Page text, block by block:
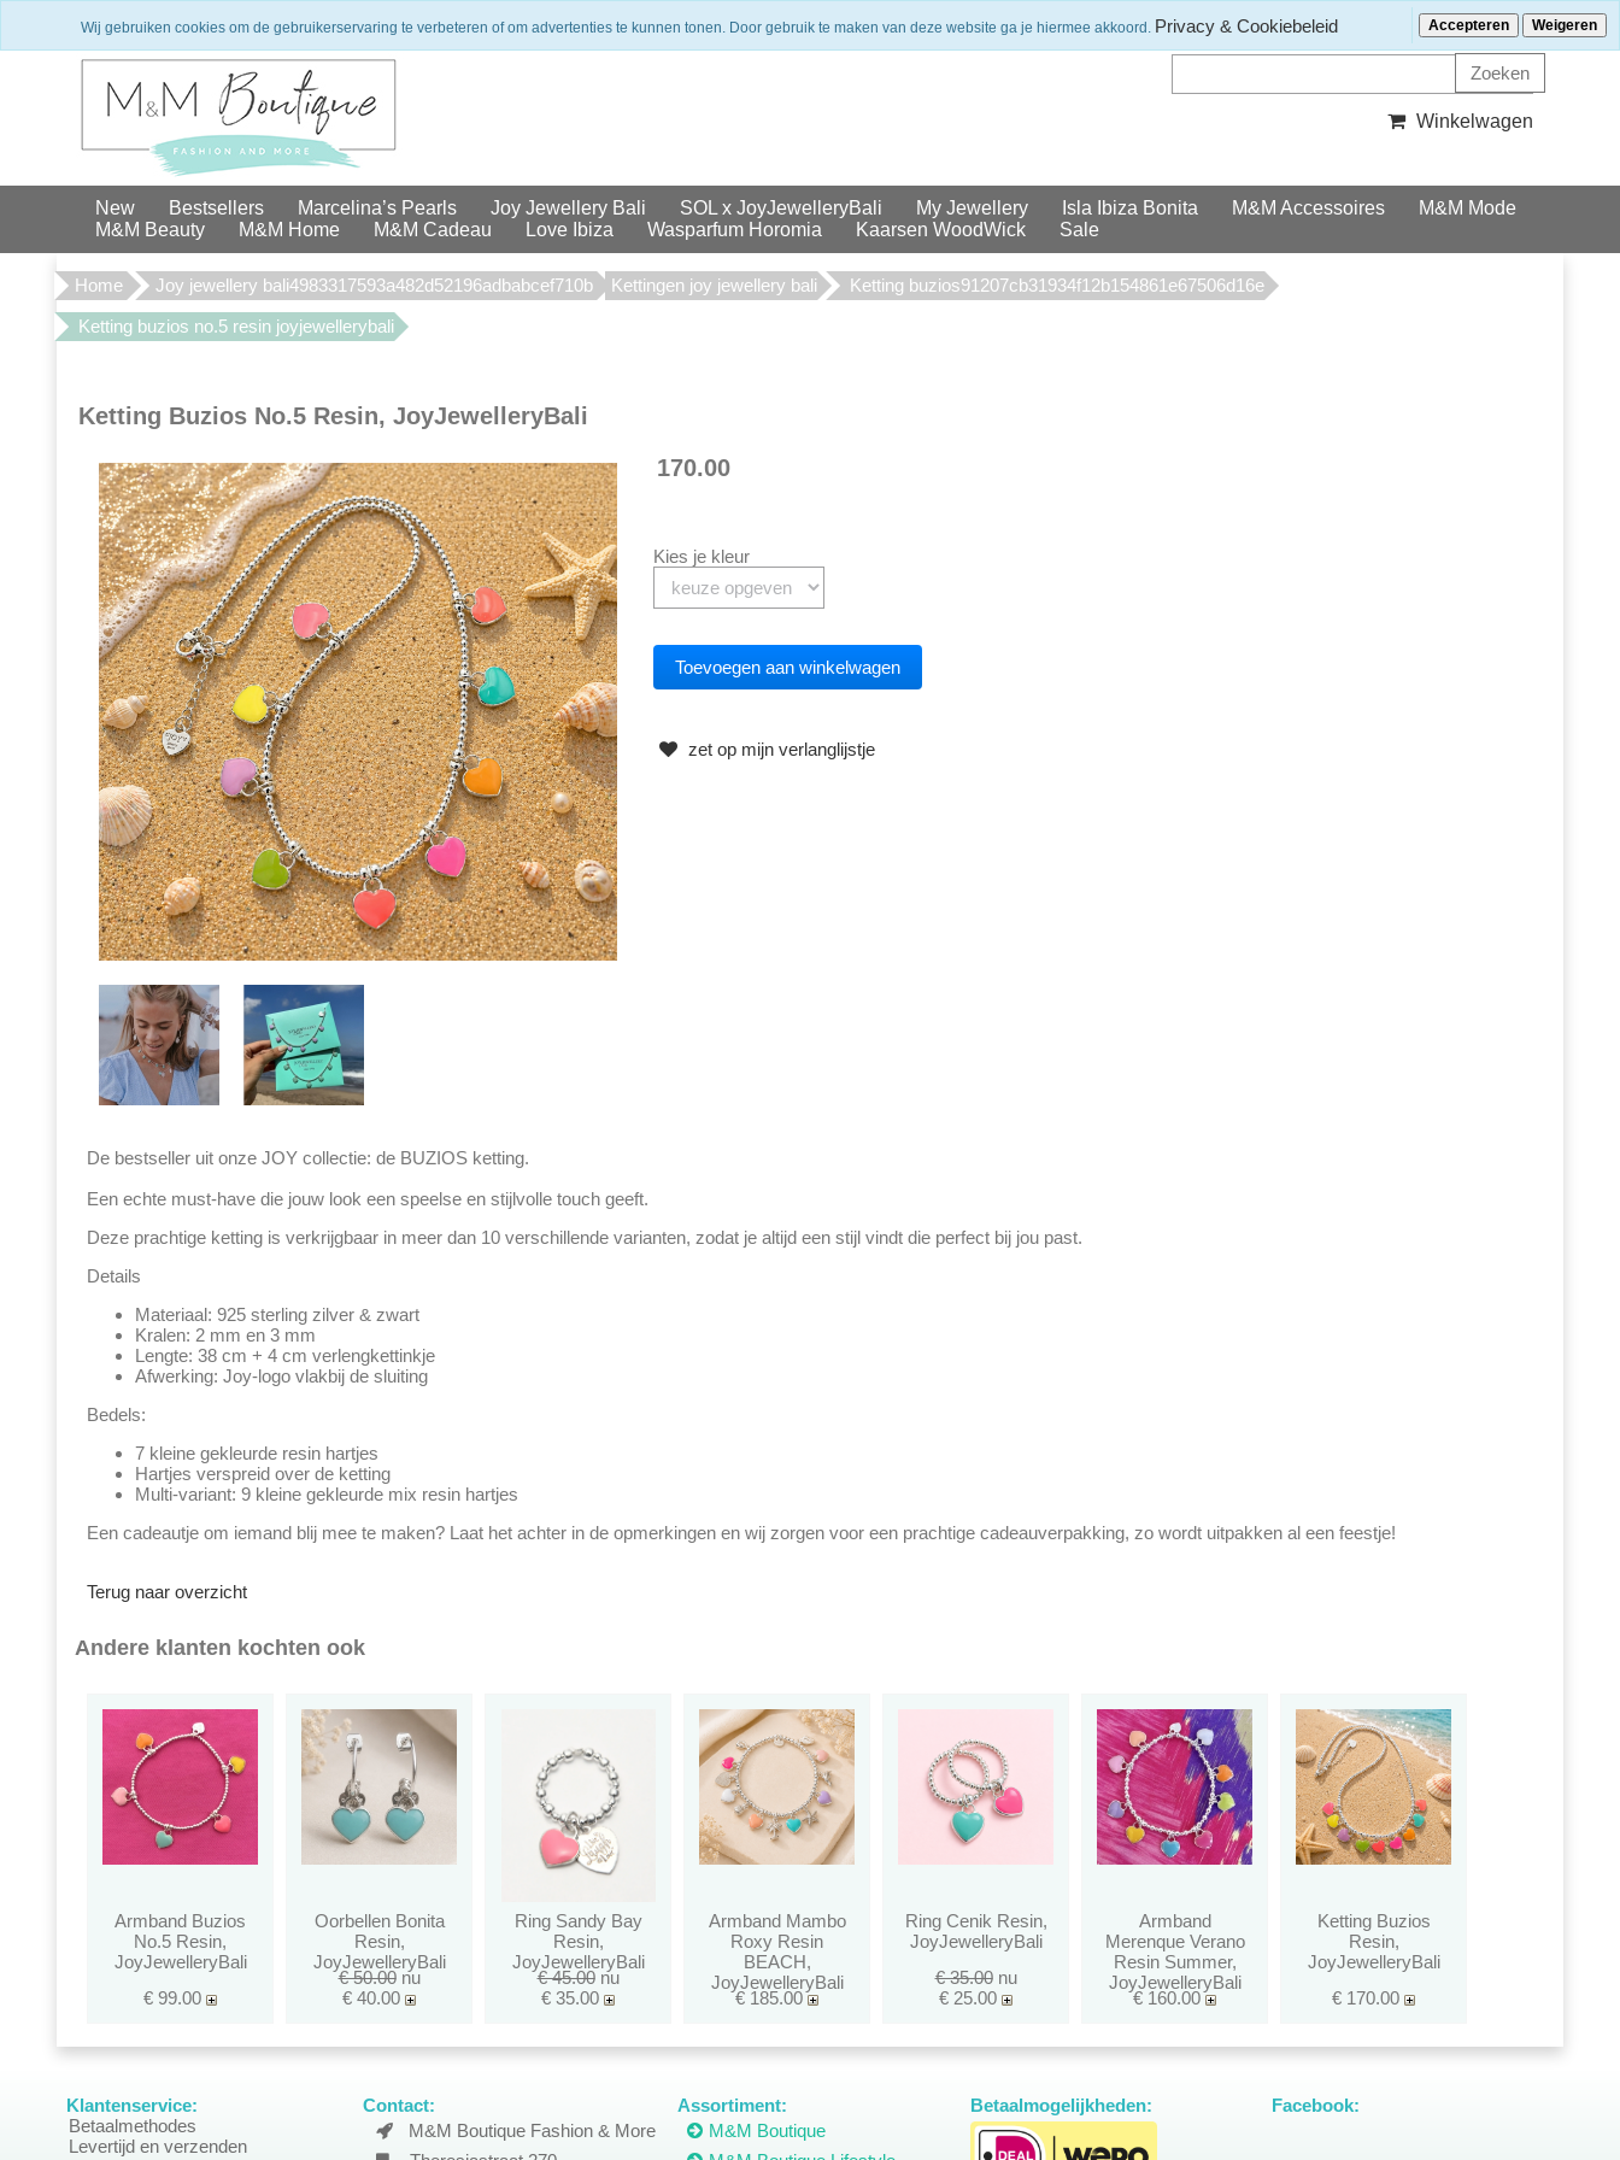
Winkel in Den Haag Exclusieve merken Veilig betalen Uit voorraad geleverd Klantenservice Nieuwsbrief ontvangen?
Winkelwagen
New Bestsellers Marcelina’s Pearls Joy Jewellery Bali SOL x JoyJewelleryBali My Jewellery Isla Ibiza Bonita M&M Accessoires
M&M Mode
M&M Beauty
M&M Home M&M Cadeau Love Ibiza Wasparfum Horomia Kaarsen WoodWick Sale
Home Joy jewellery bali4983317593a482d52196adbabcef710b Kettingen joy jewellery bali
Ketting buzios91207cb31934f12b154861e67506d16e
Ketting buzios no.5 resin joyjewellerybali
Ketting Buzios No.5 Resin, JoyJewelleryBali
170.00
Kies je kleur
zet op mijn verlanglijstje
De bestseller uit onze JOY collectie: de BUZIOS ketting.
Een echte must-have die jouw look een speelse en stijlvolle touch geeft.
Deze prachtige ketting is verkrijgbaar in meer dan 10 verschillende varianten, zodat je altijd een stijl vindt die perfect bij jou past.
Details
Materiaal: 925 sterling zilver & zwart
Kralen: 2 mm en 3 mm
Lengte: 38 cm + 4 cm verlengkettinkje
Afwerking: Joy-logo vlakbij de sluiting
Bedels:
7 kleine gekleurde resin hartjes
Hartjes verspreid over de ketting
Multi-variant: 9 kleine gekleurde mix resin hartjes
Een cadeautje om iemand blij mee te maken? Laat het achter in de opmerkingen en wij zorgen voor een prachtige cadeauverpakking, zo wordt uitpakken al een feestje!
Terug naar overzicht
Andere klanten kochten ook
Armband Buzios
No.5 Resin,
JoyJewelleryBali
€ 99.00
Oorbellen Bonita
Resin,
JoyJewelleryBali
€ 50.00nu
€ 40.00
Ring Sandy Bay
Resin,
JoyJewelleryBali
€ 45.00nu
€ 35.00
Armband Mambo
Roxy Resin
BEACH,
JoyJewelleryBali
€ 185.00
Ring Cenik Resin,
JoyJewelleryBali
€ 35.00nu
€ 25.00
Armband
Merenque Verano
Resin Summer,
JoyJewelleryBali
€ 160.00
Ketting Buzios
Resin,
JoyJewelleryBali
€ 170.00
Klantenservice:
Betaalmethodes
Levertijd en verzenden
Contact:
M&M Boutique Fashion & More
Assortiment:
M&M Boutique
Betaalmogelijkheden: Facebook:
Wij gebruiken cookies om de gebruikerservaring te verbeteren of om advertenties te kunnen tonen. Door gebruik te maken van deze website ga je hiermee akkoord. Privacy & Cookiebeleid Accepteren Weigeren